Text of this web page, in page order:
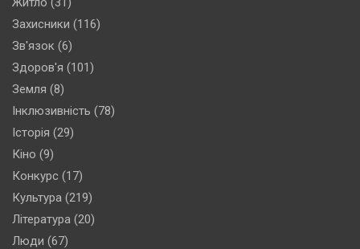
Захисники (116)
Зв'язок (6)
Здоров'я (101)
Земля (8)
Інклюзивність (78)
Історія (29)
Кіно (9)
Конкурс (17)
Культура (219)
Література (20)
Люди (67)